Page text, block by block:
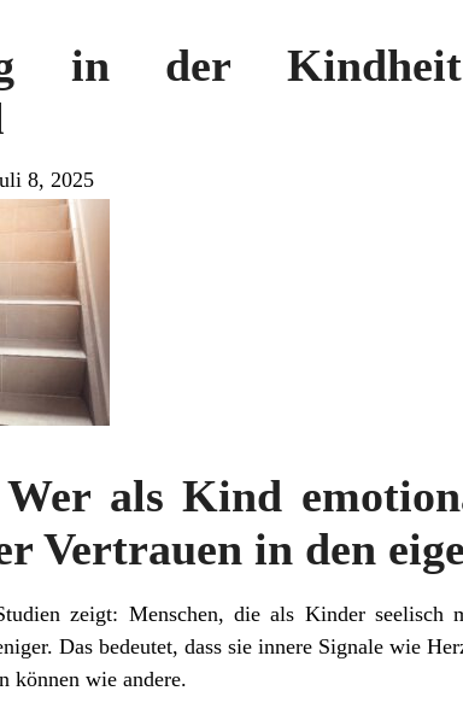
in der
8, 2025
als Kind
Vertrauen in den
zeigt: Menschen, die als Kinder seelisch
Das bedeutet, dass sie innere Signale wie
können wie andere.